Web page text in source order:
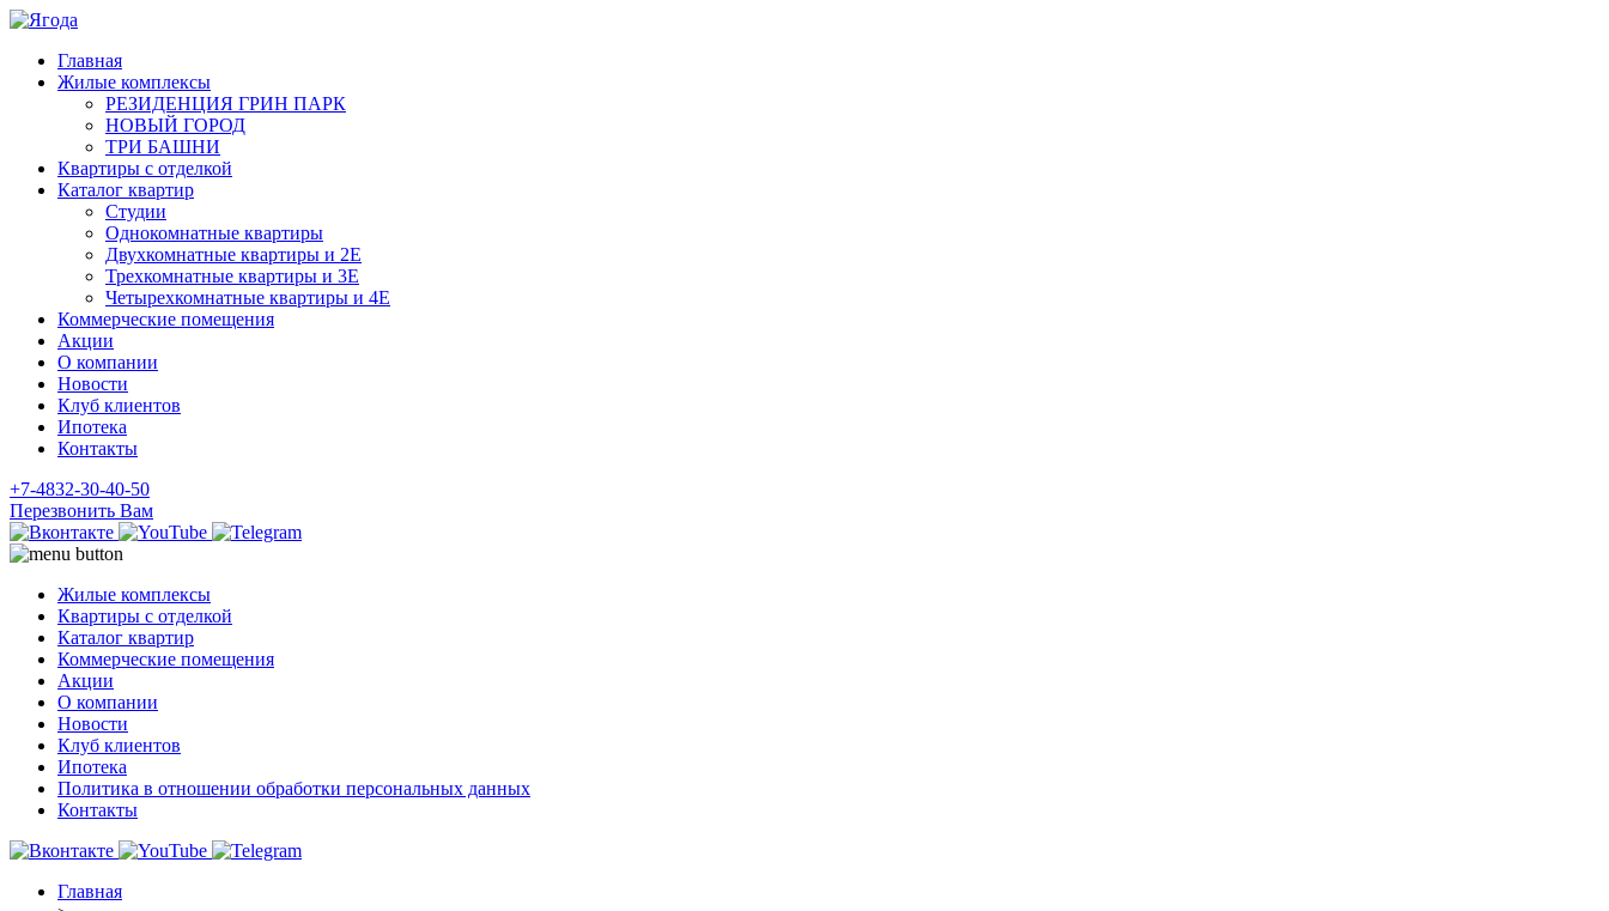
Главная
Жилые комплексы
РЕЗИДЕНЦИЯ ГРИН ПАРК
НОВЫЙ ГОРОД
ТРИ БАШНИ
Квартиры с отделкой
Каталог квартир
Студии
Однокомнатные квартиры
Двухкомнатные квартиры и 2E
Трехкомнатные квартиры и 3E
Четырехкомнатные квартиры и 4E
Коммерческие помещения
Акции
О компании
Новости
Клуб клиентов
Ипотека
Контакты
+7-4832-30-40-50
Перезвонить Вам
Жилые комплексы
Квартиры с отделкой
Каталог квартир
Коммерческие помещения
Акции
О компании
Новости
Клуб клиентов
Ипотека
Политика в отношении обработки персональных данных
Контакты
Главная